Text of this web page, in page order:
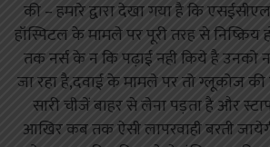
की – हमारे द्वारा देखा गया है कि
हॉस्पिटल के मामले पर पूरी तरह से
तक नर्स के न कि पढ़ाई नही किये है उनको
जा रहा है,दवाई के मामले पर तो ग्लूकोज
सारी चीजें बाहर से लेना पड़ता है और
आखिर कब तक ऐसी लापरवाही बरती